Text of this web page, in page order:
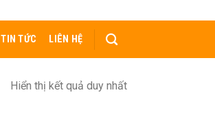
TIN TỨC LIÊN HỆ
Hiển thị kết quả duy nhất